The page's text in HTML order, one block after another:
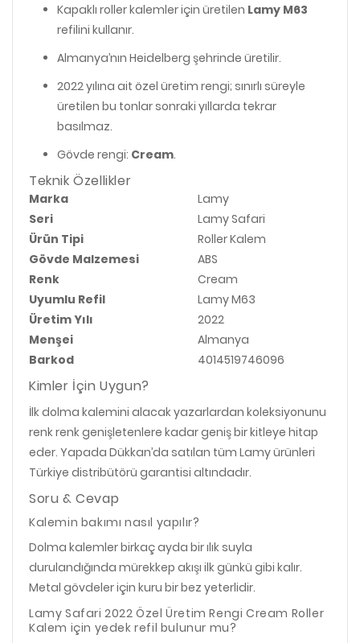
Kapaklı roller kalemler için üretilen Lamy M63
refilini kullanır.
Almanya’nın Heidelberg şehrinde üretilir.
2022 yılına ait özel üretim rengi; sınırlı süreyle
üretilen bu tonlar sonraki yıllarda tekrar
basılmaz.
Gövde rengi: Cream.
Teknik Özellikler
Marka
Lamy
Seri
Lamy Safari
Ürün Tipi
Roller Kalem
Gövde Malzemesi
ABS
Renk
Cream
Uyumlu Refil
Lamy M63
Üretim Yılı
2022
Menşei
Almanya
Barkod
4014519746096
Kimler İçin Uygun?
İlk dolma kalemini alacak yazarlardan koleksiyonunu
renk renk genişletenlere kadar geniş bir kitleye hitap
eder. Yapada Dükkan’da satılan tüm Lamy ürünleri
Türkiye distribütörü garantisi altındadır.
Soru & Cevap
Kalemin bakımı nasıl yapılır?
Dolma kalemler birkaç ayda bir ılık suyla
durulandığında mürekkep akışı ilk günkü gibi kalır.
Metal gövdeler için kuru bir bez yeterlidir.
Lamy Safari 2022 Özel Üretim Rengi Cream Roller
Kalem için yedek refil bulunur mu?